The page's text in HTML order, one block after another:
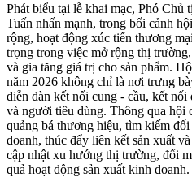
Phát biểu tại lễ khai mạc, Phó
Tuấn nhấn mạnh, trong bối cảnh
rộng, hoạt động xúc tiến thương
trọng trong việc mở rộng thị
và gia tăng giá trị cho sản phẩm.
năm 2026 không chỉ là nơi trưng
diễn đàn kết nối cung - cầu, kết
và người tiêu dùng. Thông qua hội
quảng bá thương hiệu, tìm kiếm
doanh, thúc đẩy liên kết sản xuất
cập nhật xu hướng thị trường, đổi
quả hoạt động sản xuất kinh doanh.